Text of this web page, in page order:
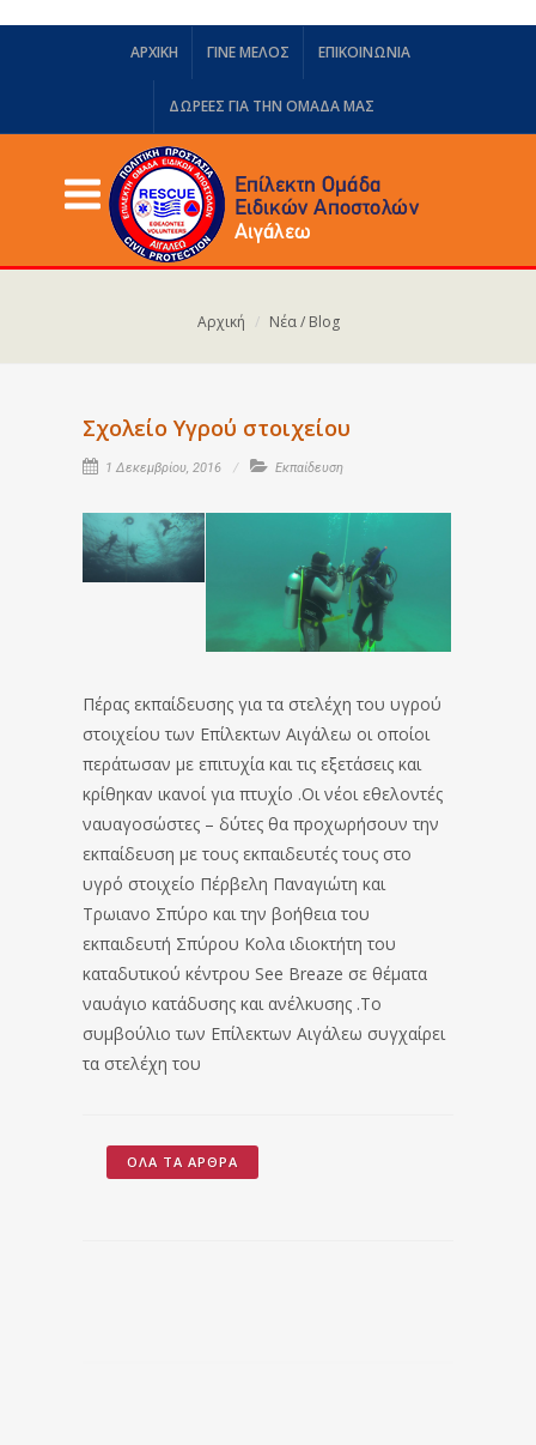
ΑΡΧΙΚΗ ΓΙΝΕ ΜΕΛΟΣ ΕΠΙΚΟΙΝΩΝΙΑ
ΔΩΡΕΈΣ ΓΙΑ ΤΗΝ ΟΜΆΔΑ ΜΑΣ
Αρχική Νέα / Blog
Σχολείο Υγρού στοιχείου
1 Δεκεμβρίου, 2016 Εκπαίδευση
Πέρας εκπαίδευσης για τα στελέχη του υγρού
στοιχείου των Επίλεκτων Αιγάλεω οι οποίοι
περάτωσαν με επιτυχία και τις εξετάσεις και
κρίθηκαν ικανοί για πτυχίο .Οι νέοι εθελοντές
ναυαγοσώστες – δύτες θα προχωρήσουν την
εκπαίδευση με τους εκπαιδευτές τους στο
υγρό στοιχείο Πέρβελη Παναγιώτη και
Τρωιανο Σπύρο και την βοήθεια του
εκπαιδευτή Σπύρου Κολα ιδιοκτήτη του
καταδυτικού κέντρου See Breaze σε θέματα
ναυάγιο κατάδυσης και ανέλκυσης .Το
συμβούλιο των Επίλεκτων Αιγάλεω συγχαίρει
τα στελέχη του
ΌΛΑ ΤΑ ΆΡΘΡΑ